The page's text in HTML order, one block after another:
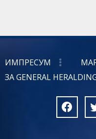
ИМПРЕСУМ
ЗА GENERAL